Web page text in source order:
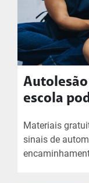
escola
Materiais
sinais de